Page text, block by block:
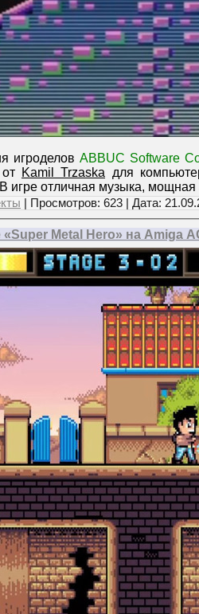
игроделов ABBUC Software
Kamil Trzaska для
игре отличная музыка,
| Просмотров: 623 | Дата:
Metal Hero» на Amiga